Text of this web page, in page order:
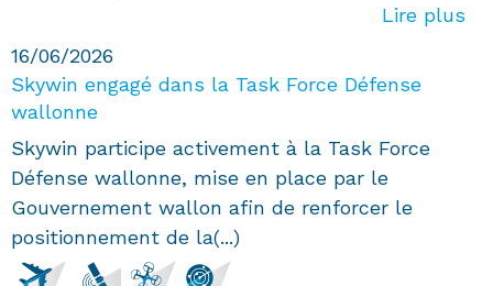
Lire plus
16/06/2026
Skywin engagé dans la Task Force Défense
wallonne
Skywin participe activement à la Task Force
Défense wallonne, mise en place par le
Gouvernement wallon afin de renforcer le
positionnement de la(...)